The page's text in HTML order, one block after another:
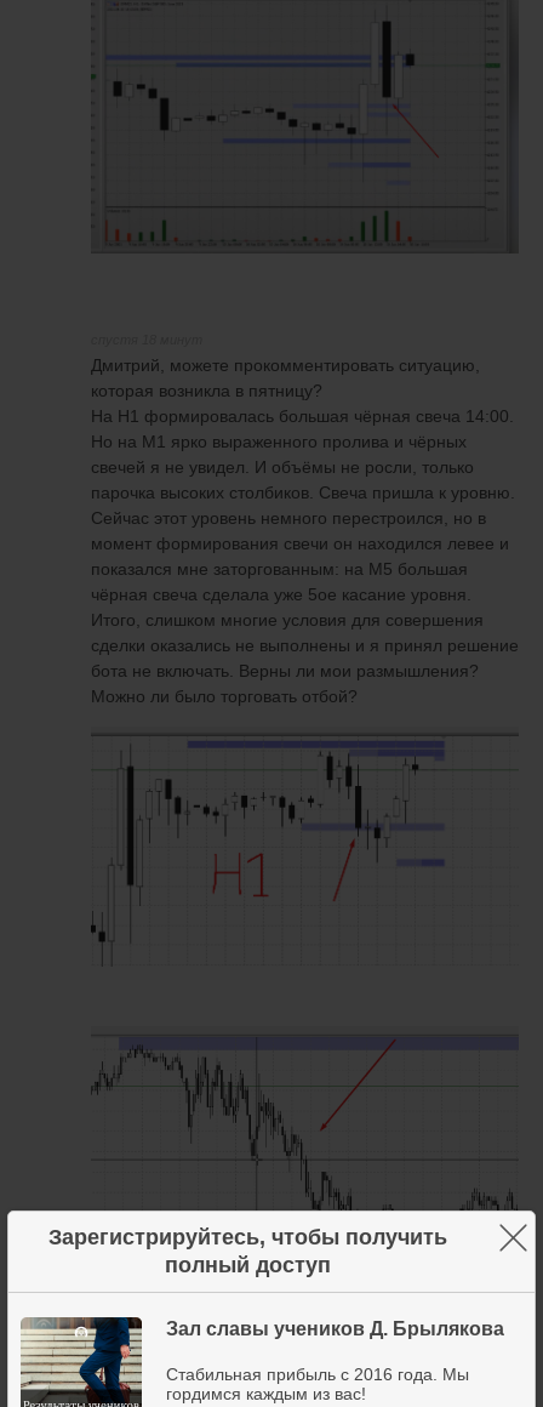
Зарегистрируйтесь, чтобы получить
полный доступ
Зал славы учеников Д. Брылякова
Стабильная прибыль с 2016 года. Мы
гордимся каждым из вас!
×
Дмитрий, можете прокомментировать ситуацию,
которая возникла в пятницу?
На H1 формировалась большая чёрная свеча 14:00.
Но на M1 ярко выраженного пролива и чёрных
свечей я не увидел. И объёмы не росли, только
парочка высоких столбиков. Свеча пришла к уровню.
Сейчас этот уровень немного перестроился, но в
момент формирования свечи он находился левее и
показался мне заторгованным: на М5 большая
чёрная свеча сделала уже 5ое касание уровня.
Итого, слишком многие условия для совершения
сделки оказались не выполнены и я принял решение
бота не включать. Верны ли мои размышления?
Можно ли было торговать отбой?